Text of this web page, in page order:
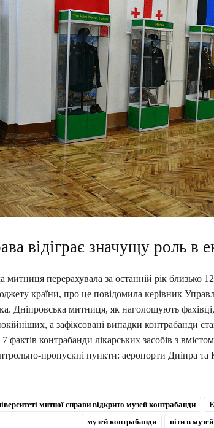
відіграє значущу роль в
перерахувала за останній рік близько
країни, про це повідомила керівник
Дніпровська митниця, як наголошують
а зафіксовані випадки контрабанди
фактів контрабанди лікарських засобів з
пропускні пункти: аеропорти Дніпра та
митної справи відкрито музей контрабанди
музей контрабанди
піти в музей